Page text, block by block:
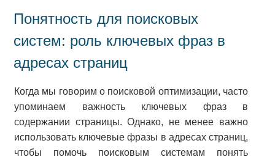
Понятность для поисковых
систем: роль ключевых фраз в
адресах страниц
Когда мы говорим о поисковой оптимизации, часто
упоминаем важность ключевых фраз в
содержании страницы. Однако, не менее важно
использовать ключевые фразы в адресах страниц,
чтобы помочь поисковым системам понять